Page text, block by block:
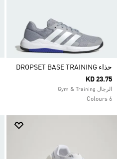
حذاء DROPSET BASE TRAINING
KD 23.75
الرجال Gym & Training
6 Colours